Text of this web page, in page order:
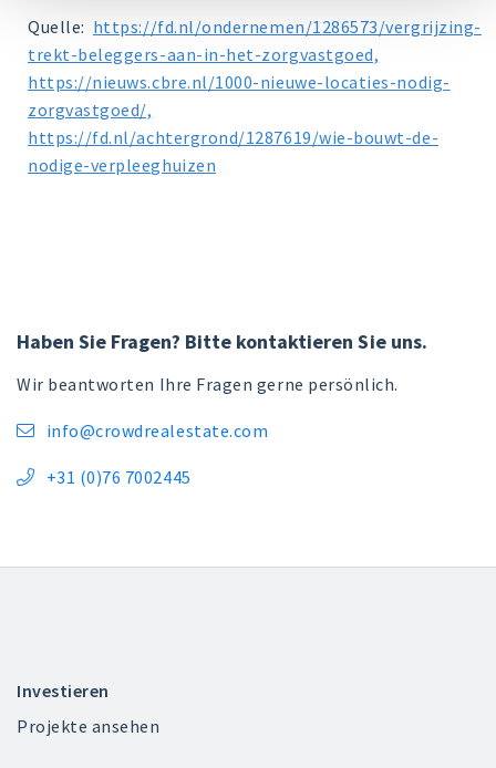
Quelle: https://fd.nl/ondernemen/1286573/vergrijzing-
trekt-beleggers-aan-in-het-zorgvastgoed,
https://nieuws.cbre.nl/1000-nieuwe-locaties-nodig-
zorgvastgoed/,
https://fd.nl/achtergrond/1287619/wie-bouwt-de-
nodige-verpleeghuizen
Haben Sie Fragen? Bitte kontaktieren Sie uns.
Wir beantworten Ihre Fragen gerne persönlich.
 info@crowdrealestate.com
 +31 (0)76 7002445
Investieren
Projekte ansehen